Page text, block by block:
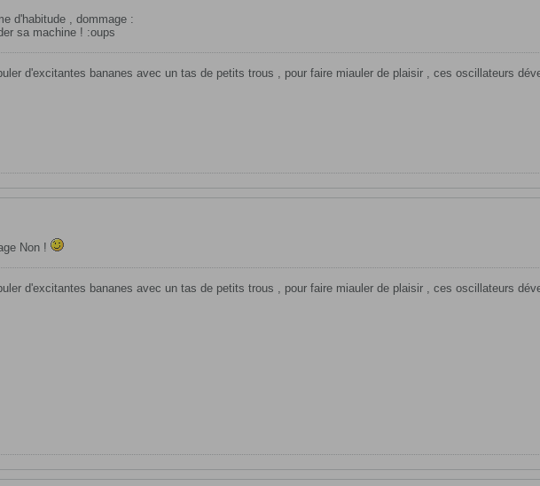
d'habitude , dommage :
sa machine ! :oups
d'excitantes bananes avec un tas de petits trous , pour faire miauler de plaisir , ces oscillateurs
Non !
d'excitantes bananes avec un tas de petits trous , pour faire miauler de plaisir , ces oscillateurs